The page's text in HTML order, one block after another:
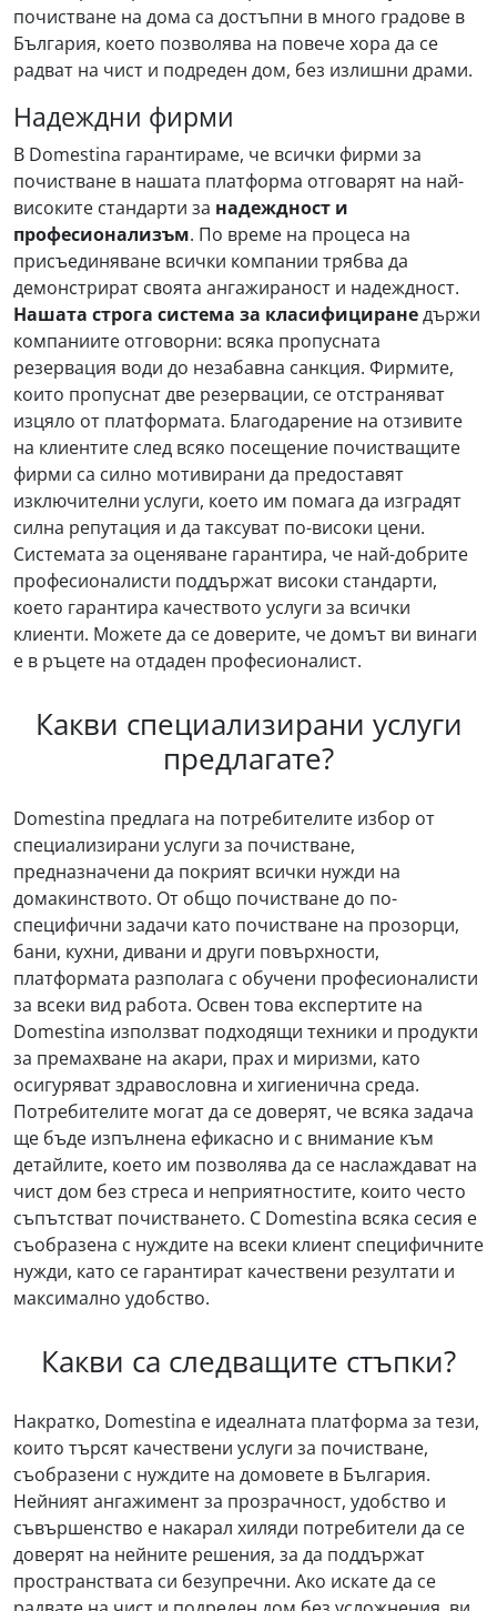
почистване на дома са достъпни в много градове в
България, което позволява на повече хора да се
радват на чист и подреден дом, без излишни драми.
Надеждни фирми
В Domestina гарантираме, че всички фирми за
почистване в нашата платформа отговарят на най-
високите стандарти за надеждност и
професионализъм. По време на процеса на
присъединяване всички компании трябва да
демонстрират своята ангажираност и надеждност.
Нашата строга система за класифициранедържи
компаниите отговорни: всяка пропусната
резервация води до незабавна санкция. Фирмите,
които пропуснат две резервации, се отстраняват
изцяло от платформата. Благодарение на отзивите
на клиентите след всяко посещение почистващите
фирми са силно мотивирани да предоставят
изключителни услуги, което им помага да изградят
силна репутация и да таксуват по-високи цени.
Системата за оценяване гарантира, че най-добрите
професионалисти поддържат високи стандарти,
което гарантира качеството услуги за всички
клиенти. Можете да се доверите, че домът ви винаги
е в ръцете на отдаден професионалист.
Какви специализирани услуги
предлагате?
Domestina предлага на потребителите избор от
специализирани услуги за почистване,
предназначени да покрият всички нужди на
домакинството. От общо почистване до по-
специфични задачи като почистване на прозорци,
бани, кухни, дивани и други повърхности,
платформата разполага с обучени професионалисти
за всеки вид работа. Освен това експертите на
Domestina използват подходящи техники и продукти
за премахване на акари, прах и миризми, като
осигуряват здравословна и хигиенична среда.
Потребителите могат да се доверят, че всяка задача
ще бъде изпълнена ефикасно и с внимание към
детайлите, което им позволява да се наслаждават на
чист дом без стреса и неприятностите, които често
съпътстват почистването. С Domestina всяка сесия е
съобразена с нуждите на всеки клиент специфичните
нужди, като се гарантират качествени резултати и
максимално удобство.
Какви са следващите стъпки?
Накратко, Domestina е идеалната платформа за тези,
които търсят качествени услуги за почистване,
съобразени с нуждите на домовете в България.
Нейният ангажимент за прозрачност, удобство и
съвършенство е накарал хиляди потребители да се
доверят на нейните решения, за да поддържат
пространствата си безупречни. Ако искате да се